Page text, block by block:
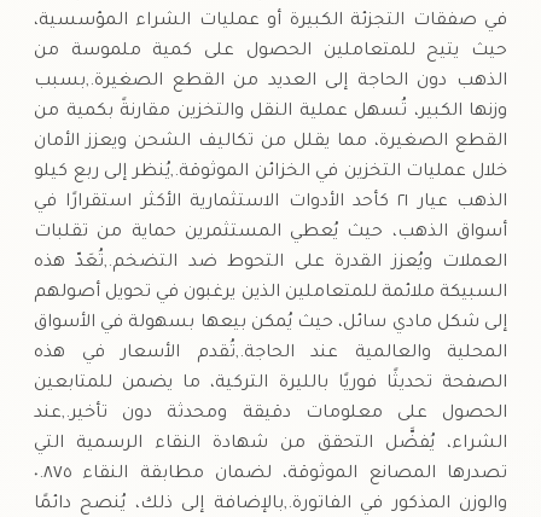
في صفقات التجزئة الكبيرة أو عمليات الشراء المؤسسية،
حيث يتيح للمتعاملين الحصول على كمية ملموسة من
الذهب دون الحاجة إلى العديد من القطع الصغيرة.,بسبب
وزنها الكبير، تُسهل عملية النقل والتخزين مقارنةً بكمية من
القطع الصغيرة، مما يقلل من تكاليف الشحن ويعزز الأمان
خلال عمليات التخزين في الخزائن الموثوقة.,يُنظر إلى ربع كيلو
الذهب عيار ٢١ كأحد الأدوات الاستثمارية الأكثر استقرارًا في
أسواق الذهب، حيث يُعطي المستثمرين حماية من تقلبات
العملات ويُعزز القدرة على التحوط ضد التضخم.,تُعَدّ هذه
السبيكة ملائمة للمتعاملين الذين يرغبون في تحويل أصولهم
إلى شكل مادي سائل، حيث يُمكن بيعها بسهولة في الأسواق
المحلية والعالمية عند الحاجة.,تُقدم الأسعار في هذه
الصفحة تحديثًا فوريًا بالليرة التركية، ما يضمن للمتابعين
الحصول على معلومات دقيقة ومحدثة دون تأخير.,عند
الشراء، يُفضَّل التحقق من شهادة النقاء الرسمية التي
تصدرها المصانع الموثوقة، لضمان مطابقة النقاء ٠.٨٧٥
والوزن المذكور في الفاتورة.,بالإضافة إلى ذلك، يُنصح دائمًا